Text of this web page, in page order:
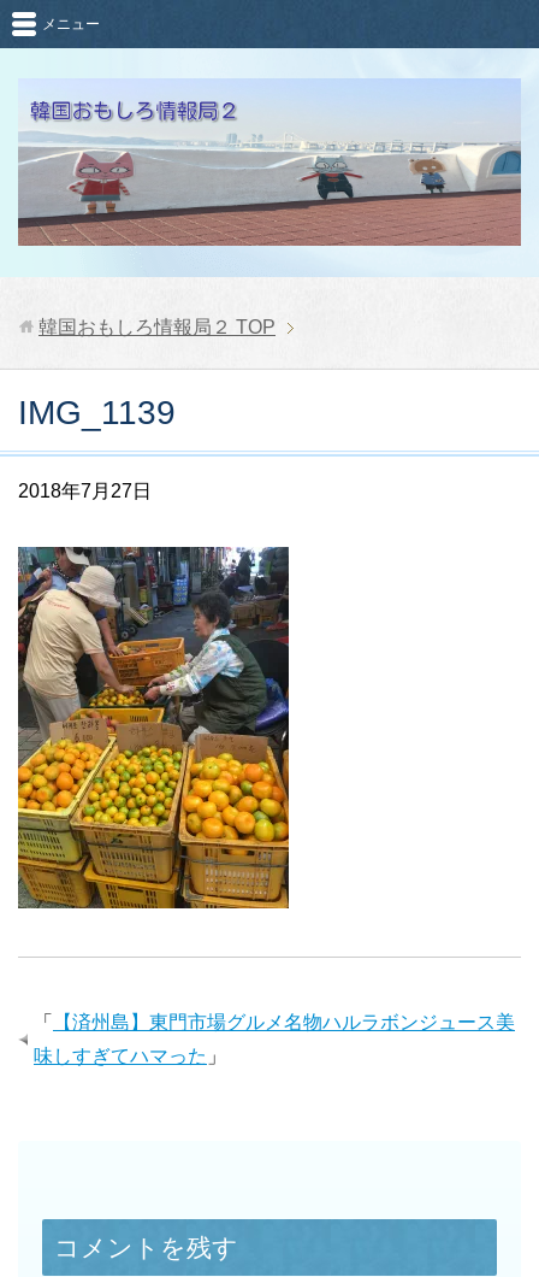
メニュー
韓国おもしろ情報局２ TOP
IMG_1139
2018年7月27日
「
【済州島】東門市場グルメ名物ハルラボンジュース美
味しすぎてハマった 」
コメントを残す